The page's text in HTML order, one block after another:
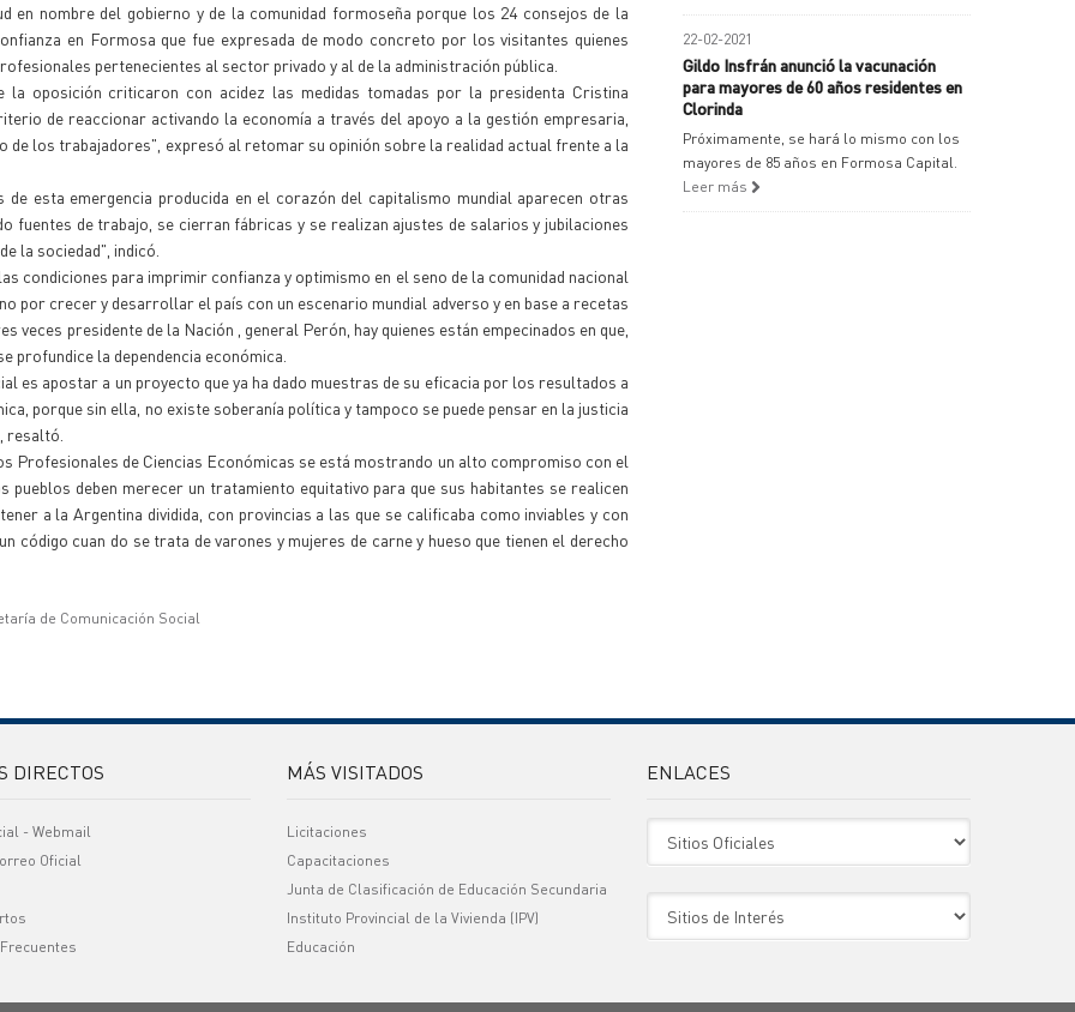
en nombre del gobierno y de la comunidad formoseña porque los 24 consejos de la
en Formosa que fue expresada de modo concreto por los visitantes quienes
pertenecientes al sector privado y al de la administración pública.
oposición criticaron con acidez las medidas tomadas por la presidenta Cristina
de reaccionar activando la economía a través del apoyo a la gestión empresaria,
de los trabajadores", expresó al retomar su opinión sobre la realidad actual frente a la
esta emergencia producida en el corazón del capitalismo mundial aparecen otras
fuentes de trabajo, se cierran fábricas y se realizan ajustes de salarios y jubilaciones
la sociedad", indicó.
condiciones para imprimir confianza y optimismo en el seno de la comunidad nacional
por crecer y desarrollar el país con un escenario mundial adverso y en base a recetas
veces presidente de la Nación , general Perón, hay quienes están empecinados en que,
profundice la dependencia económica.
es apostar a un proyecto que ya ha dado muestras de su eficacia por los resultados a
porque sin ella, no existe soberanía política y tampoco se puede pensar en la justicia
resaltó.
Profesionales de Ciencias Económicas se está mostrando un alto compromiso con el
deben merecer un tratamiento equitativo para que sus habitantes se realicen
a la Argentina dividida, con provincias a las que se calificaba como inviables y con
código cuan do se trata de varones y mujeres de carne y hueso que tienen el derecho
de Comunicación Social
22-02-2021
Gildo Insfrán anunció la vacunación
para mayores de 60 años residentes en
Clorinda
Próximamente, se hará lo mismo con los
mayores de 85 años en Formosa Capital.
Leer más
DIRECTOS
- Webmail
Oficial
MÁS VISITADOS
Licitaciones
Capacitaciones
Junta de Clasificación de Educación Secundaria
Instituto Provincial de la Vivienda (IPV)
Educación
ENLACES